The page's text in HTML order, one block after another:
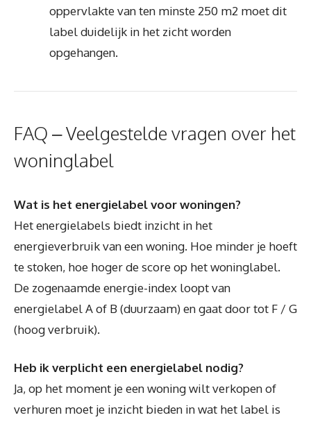
oppervlakte van ten minste 250 m2 moet dit
label duidelijk in het zicht worden
opgehangen.
FAQ – Veelgestelde vragen over het
woninglabel
Wat is het energielabel voor woningen?
Het energielabels biedt inzicht in het
energieverbruik van een woning. Hoe minder je hoeft
te stoken, hoe hoger de score op het woninglabel.
De zogenaamde energie-index loopt van
energielabel A of B (duurzaam) en gaat door tot F / G
(hoog verbruik).
Heb ik verplicht een energielabel nodig?
Ja, op het moment je een woning wilt verkopen of
verhuren moet je inzicht bieden in wat het label is